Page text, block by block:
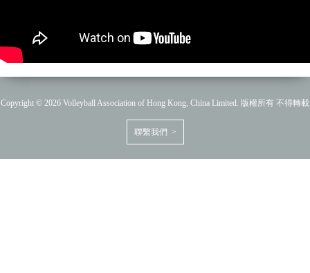
Copyright © 2026 Volleyball Association of Hong Kong, China Limited. 版權所有 不得轉載
聯繫我們 >